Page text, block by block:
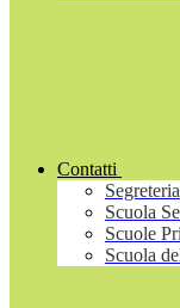
Contatti
Segreteria
Scuola
Scuole
Scuola